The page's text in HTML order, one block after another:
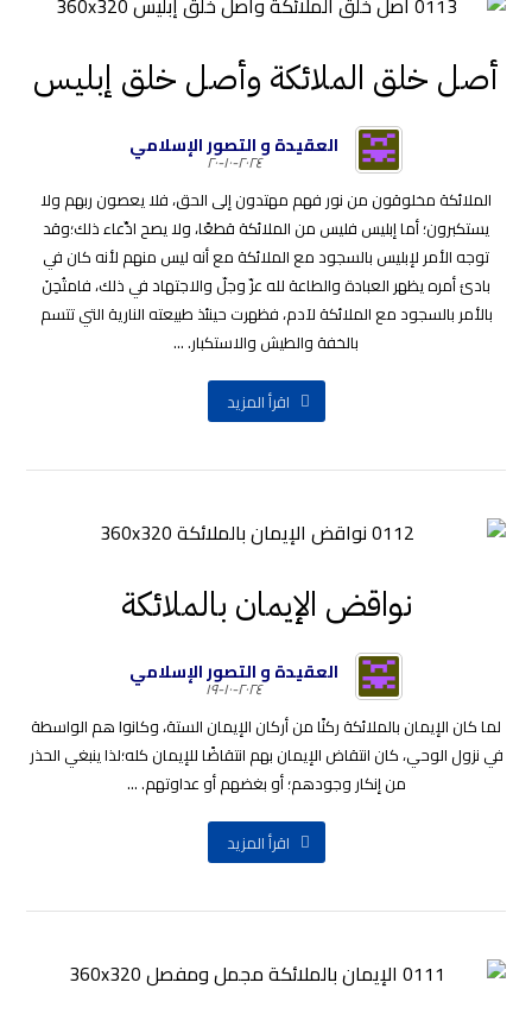
أصل خلق الملائكة وأصل خلق إبليس
العقيدة و التصور الإسلامي
٢٠٢٤-١٠-٢٠
الملائكة مخلوقون من نور فهم مهتدون إلى الحق، فلا يعصون ربهم ولا
يستكبرون؛ أما إبليس فليس من الملائكة قطعًا، ولا يصح ادِّعاء ذلك؛وقد
توجه الأمر لإبليس بالسجود مع الملائكة مع أنه ليس منهم لأنه كان في
بادئ أمره يظهر العبادة والطاعة لله عزّ وجلّ والاجتهاد في ذلك، فامتُحِنَ
بالأمر بالسجود مع الملائكة لآدم، فظهرت حينئذ طبيعته النارية التي تتسم
بالخفة والطيش والاستكبار. ...
اقرأ المزيد
نواقض الإيمان بالملائكة
العقيدة و التصور الإسلامي
٢٠٢٤-١٠-١٩
لما كان الإيمان بالملائكة ركنًا من أركان الإيمان الستة، وكانوا هم الواسطة
في نزول الوحي، كان انتقاض الإيمان بهم انتقاضًا للإيمان كله؛لذا ينبغي الحذر
من إنكار وجودهم؛ أو بغضهم أو عداوتهم. ...
اقرأ المزيد